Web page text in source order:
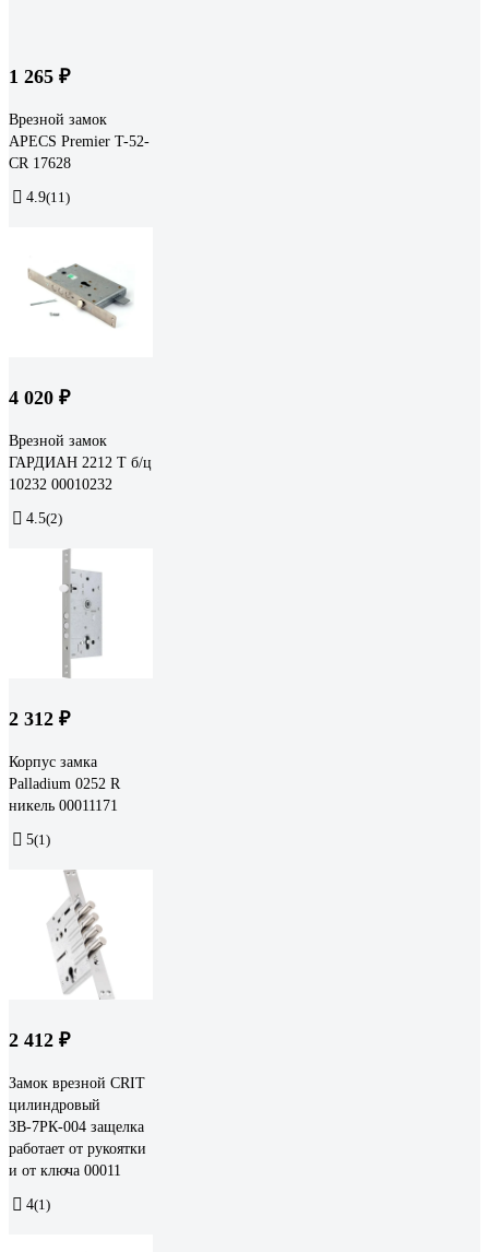
1 265 ₽
Врезной замок
APECS Premier T-52-
CR 17628
4.9(11)
4 020 ₽
Врезной замок
ГАРДИАН 2212 Т б/ц
10232 00010232
4.5(2)
2 312 ₽
Корпус замка
Palladium 0252 R
никель 00011171
5(1)
2 412 ₽
Замок врезной CRIT
цилиндровый
ЗВ-7РК-004 защелка
работает от рукоятки
и от ключа 00011
4(1)